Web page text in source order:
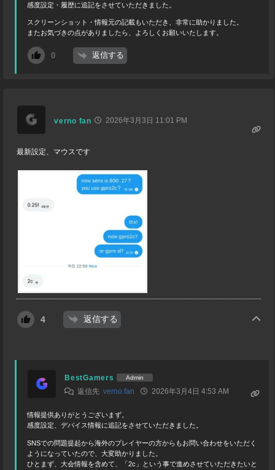
感度設定・履歴に追記をさせていただきました。
スクリーンショット・情報元の記載もいただき、非常に助かりました。
またお気づきの点がありましたら、よろしくお願いいたします。
0 返信する
verno fan 2026年3月3日 11:01 PM
最新設定、マウスです
4 返信する
BestGamers Admin
返信先verno fan 2026年3月4日 4:53 AM
情報提供ありがとうございまず。
感度設定、デバイス情報に追記をさせていただきました。
SNSでの問題提起から海外のプレイヤーの方からもお問い合わせをいただく
ようになっていたので、大変助かりました。
ひとまず、大会情報を含めて、「2c」という事で進めさせていただきたいと